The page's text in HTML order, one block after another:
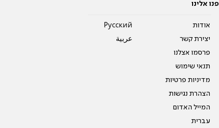
פנו אלינו
אודות
יצירת קשר
פרסמו אצלנו
תנאי שימוש
מדיניות פרטיות
הצהרת נגישות
המייל האדום
עברית
Pусский
عربية